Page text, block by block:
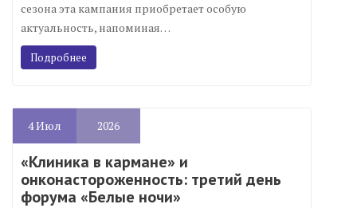
сезона эта кампания приобретает особую
актуальность, напоминая…
Подробнее
4Июл 2026
«Клиника в кармане» и
онконастороженность: третий день
форума «Белые ночи»